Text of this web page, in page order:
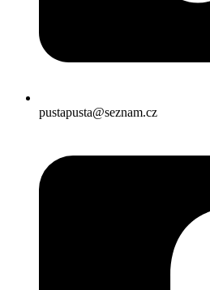
pustapusta@seznam.cz